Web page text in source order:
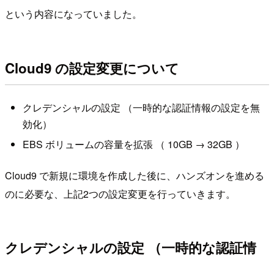
という内容になっていました。
Cloud9 の設定変更について
クレデンシャルの設定 （一時的な認証情報の設定を無
効化）
EBS ボリュームの容量を拡張 （ 10GB → 32GB ）
Cloud9 で新規に環境を作成した後に、ハンズオンを進める
のに必要な、上記2つの設定変更を行っていきます。
クレデンシャルの設定 （一時的な認証情